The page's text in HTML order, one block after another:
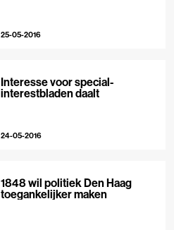
25-05-2016
Interesse voor special-
interestbladen daalt
24-05-2016
1848 wil politiek Den Haag
toegankelijker maken